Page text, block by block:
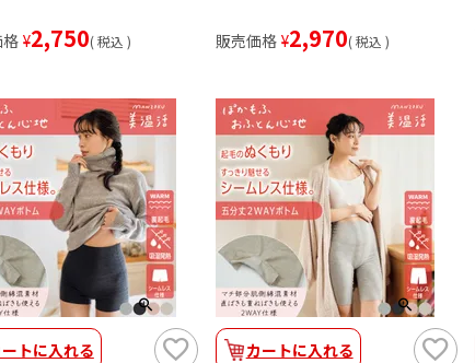
¥2,750 税込 販売価格 ¥2,970 税込
トに入れる カートに入れる